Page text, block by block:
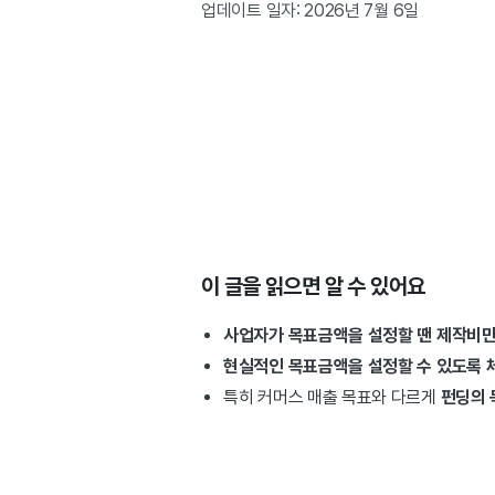
업데이트 일자: 2026년 7월 6일
이 글을 읽으면 알 수 있어요
사업자가 목표금액을 설정할 땐 제작
현실적인 목표금액을 설정할 수 있도록
특히 커머스 매출 목표와 다르게 펀딩의